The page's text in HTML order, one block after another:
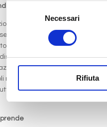
Necessari
Rifiuta
nella cabina prescelta
(mance)
di pensione completa a
serata di Gala con
a tutte le attività di
musicali o di cabaret nel
le attrezzature della nave: